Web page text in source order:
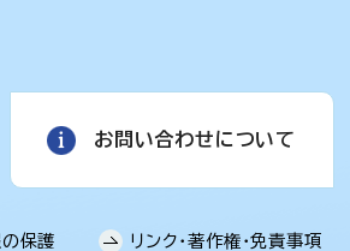
お問い合わせについて
保護 リンク・著作権・免責事項